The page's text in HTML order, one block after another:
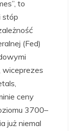
to
stóp
(Fed)
wiceprezes
ceny
3700–
już niemal